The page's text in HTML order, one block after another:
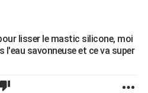
lisser le mastic silicone, moi
savonneuse et ce va super